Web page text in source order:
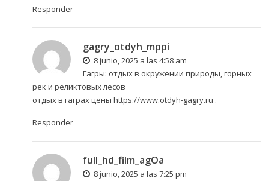
Responder
gagry_otdyh_mppi
8 junio, 2025 a las 4:58 am
Гагры: отдых в окружении природы, горных
рек и реликтовых лесов
отдых в гаграх цены https://www.otdyh-gagry.ru .
Responder
full_hd_film_agOa
8 junio, 2025 a las 7:25 pm